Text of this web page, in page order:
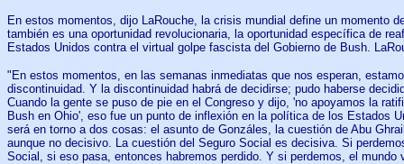
En estos momentos, dijo LaRouche, la crisis mundial define un momento
también es una oportunidad revolucionaria, la oportunidad específica de
Estados Unidos contra el virtual golpe fascista del Gobierno de Bush.
"En estos momentos, en las semanas inmediatas que nos esperan,
discontinuidad. Y la discontinuidad habrá de decidirse; pudo haberse
Cuando la gente se puso de pie en el Congreso y dijo, 'no apoyamos la
Bush en Ohio', eso fue un punto de inflexión en la política de los Estados
será en torno a dos cosas: el asunto de Gonzáles, la cuestión de Abu
aunque no decisivo. La cuestión del Seguro Social es decisiva. Si
Social, si eso pasa, entonces habremos perdido. Y si perdemos, el mundo